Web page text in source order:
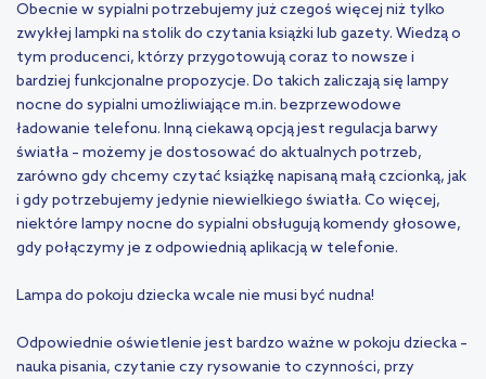
Obecnie w sypialni potrzebujemy już czegoś więcej niż tylko
zwykłej lampki na stolik do czytania książki lub gazety. Wiedzą o
tym producenci, którzy przygotowują coraz to nowsze i
bardziej funkcjonalne propozycje. Do takich zaliczają się lampy
nocne do sypialni umożliwiające m.in. bezprzewodowe
ładowanie telefonu. Inną ciekawą opcją jest regulacja barwy
światła – możemy je dostosować do aktualnych potrzeb,
zarówno gdy chcemy czytać książkę napisaną małą czcionką, jak
i gdy potrzebujemy jedynie niewielkiego światła. Co więcej,
niektóre lampy nocne do sypialni obsługują komendy głosowe,
gdy połączymy je z odpowiednią aplikacją w telefonie.
Lampa do pokoju dziecka wcale nie musi być nudna!
Odpowiednie oświetlenie jest bardzo ważne w pokoju dziecka –
nauka pisania, czytanie czy rysowanie to czynności, przy